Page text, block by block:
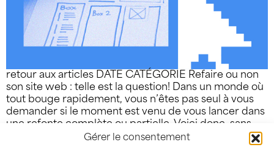
Gérer le consentement
retour aux articles DATE CATÉGORIE Refaire ou non
son site web : telle est la question! Dans un monde où
tout bouge rapidement, vous n’êtes pas seul à vous
demander si le moment est venu de vous lancer dans
une refonte complète ou partielle. Voici donc, sans
plus tarder, 5 éléments qui peuvent justifier la […]